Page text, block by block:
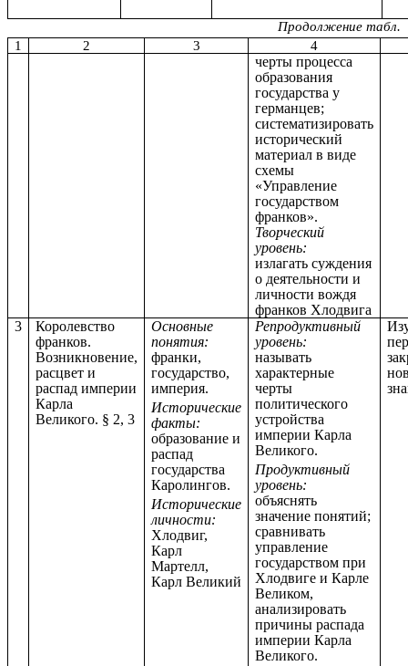
Продолжение табл.
1
2 3 4
черты процесса
образования
государства у
германцев;
систематизировать
исторический
материал в виде
схемы
«Управление
государством
франков».
Творческий
уровень:
излагать суждения
о деятельности и
личности вождя
франков Хлодвига
3
Королевство
франков.
Возникновение,
расцвет и
распад империи
Карла
Великого. § 2, 3
Основные
понятия:
франки,
государство,
империя.
Исторические
факты:
образование и
распад
государства
Каролингов.
Исторические
личности:
Хлодвиг,
Карл
Мартелл,
Карл Великий
Репродуктивный
уровень:
называть
характерные
черты
политического
устройства
империи Карла
Великого.
Продуктивный
уровень:
объяснять
значение понятий;
сравнивать
управление
государством при
Хлодвиге и Карле
Великом,
анализировать
причины распада
империи Карла
Великого.